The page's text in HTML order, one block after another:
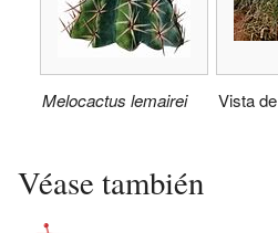
Melocactus lemairei Vista
Véase también